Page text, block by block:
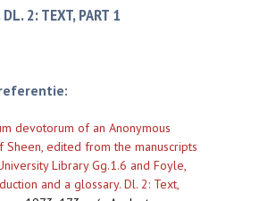
DL. 2: TEXT, PART 1
devotorum of an Anonymous
Sheen, edited from the manuscripts
Library Gg.1.6 and Foyle,
and a glossary. Dl. 2: Text,